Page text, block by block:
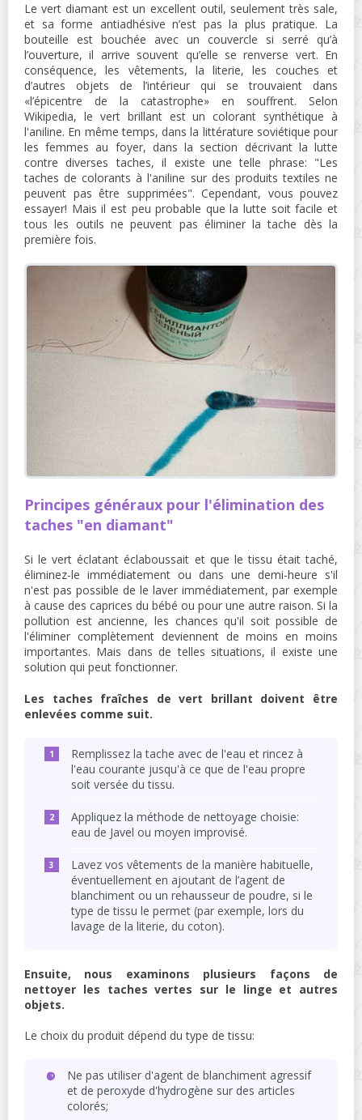
Le vert diamant est un excellent outil, seulement très sale,
et sa forme antiadhésive n’est pas la plus pratique. La
bouteille est bouchée avec un couvercle si serré qu’à
l’ouverture, il arrive souvent qu’elle se renverse vert. En
conséquence, les vêtements, la literie, les couches et
d’autres objets de l’intérieur qui se trouvaient dans
«l’épicentre de la catastrophe» en souffrent. Selon
Wikipedia, le vert brillant est un colorant synthétique à
l'aniline. En même temps, dans la littérature soviétique pour
les femmes au foyer, dans la section décrivant la lutte
contre diverses taches, il existe une telle phrase: "Les
taches de colorants à l'aniline sur des produits textiles ne
peuvent pas être supprimées". Cependant, vous pouvez
essayer! Mais il est peu probable que la lutte soit facile et
tous les outils ne peuvent pas éliminer la tache dès la
première fois.
Principes généraux pour l'élimination des
taches "en diamant"
Si le vert éclatant éclaboussait et que le tissu était taché,
éliminez-le immédiatement ou dans une demi-heure s'il
n'est pas possible de le laver immédiatement, par exemple
à cause des caprices du bébé ou pour une autre raison. Si la
pollution est ancienne, les chances qu'il soit possible de
l'éliminer complètement deviennent de moins en moins
importantes. Mais dans de telles situations, il existe une
solution qui peut fonctionner.
Les taches fraîches de vert brillant doivent être
enlevées comme suit.
Remplissez la tache avec de l'eau et rincez à
l'eau courante jusqu'à ce que de l'eau propre
soit versée du tissu.
Appliquez la méthode de nettoyage choisie:
eau de Javel ou moyen improvisé.
Lavez vos vêtements de la manière habituelle,
éventuellement en ajoutant de l’agent de
blanchiment ou un rehausseur de poudre, si le
type de tissu le permet (par exemple, lors du
lavage de la literie, du coton).
Ensuite, nous examinons plusieurs façons de
nettoyer les taches vertes sur le linge et autres
objets.
Le choix du produit dépend du type de tissu:
Ne pas utiliser d'agent de blanchiment agressif
et de peroxyde d'hydrogène sur des articles
colorés;